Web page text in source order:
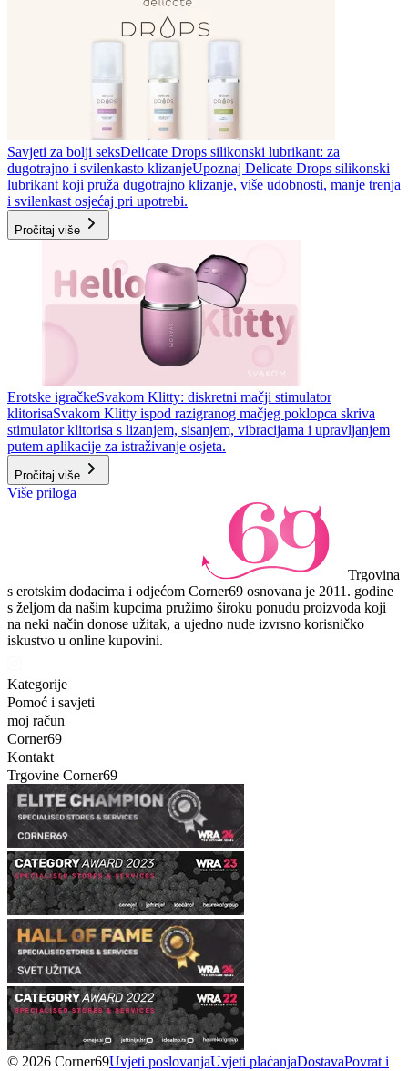
Savjeti za bolji seksDelicate Drops silikonski lubrikant: za
dugotrajno i svilenkasto klizanjeUpoznaj Delicate Drops silikonski
lubrikant koji pruža dugotrajno klizanje, više udobnosti, manje trenja
i svilenkast osjećaj pri upotrebi.
Pročitaj više
Erotske igračkeSvakom Klitty: diskretni mačji stimulator
klitorisaSvakom Klitty ispod razigranog mačjeg poklopca skriva
stimulator klitorisa s lizanjem, sisanjem, vibracijama i upravljanjem
putem aplikacije za istraživanje osjeta.
Pročitaj više
Više priloga
Trgovina
s erotskim dodacima i odjećom Corner69 osnovana je 2011. godine
s željom da našim kupcima pružimo široku ponudu proizvoda koji
na neki način donose užitak, a ujedno nude izvrsno korisničko
iskustvo u online kupovini.
Kategorije
Pomoć i savjeti
moj račun
Corner69
Kontakt
Trgovine Corner69
© 2026 Corner69Uvjeti poslovanjaUvjeti plaćanjaDostavaPovrat i